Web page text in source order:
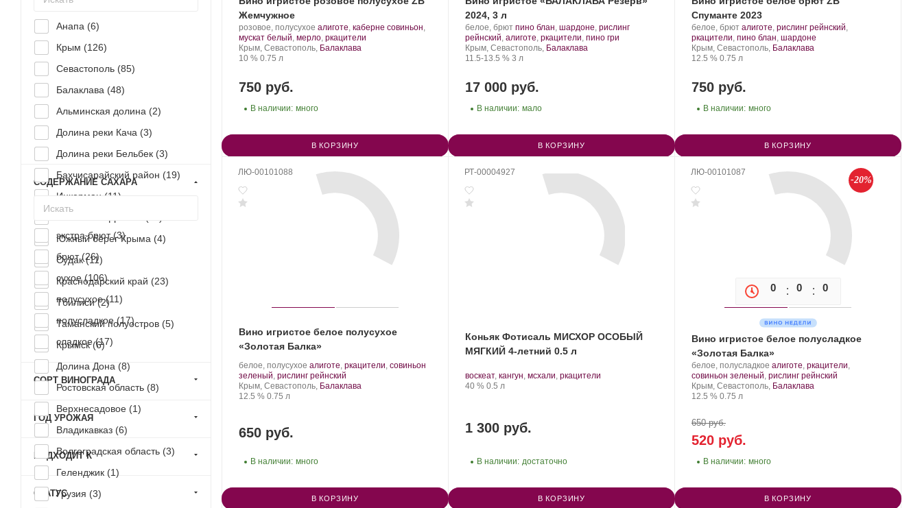
Жемчужное
Производитель:
Золотая
Балка.
розовое, полусухое .
Сорт
винограда:
алиготе, каберне совиньон,
мускат белый, мерло, ркацители
Регион:
Крым, Севастополь, Балаклава
Крепость
10 %. Объем
0.75 л
750 руб.
В наличии: много
В КОРЗИНУ
2024, 3 л
Производитель:
Золотая
Балка.
белое, брют .
Сорт
винограда:
пино блан, шардоне, рислинг
рейнский, алиготе, ркацители, пино гри
Регион:
Крым, Севастополь, Балаклава
Крепость
11.5-13.5 %. Объем
3 л
17 000 руб.
В наличии: мало
В КОРЗИНУ
Спуманте 2023
Производитель:
Золотая
Балка.
белое, брют .
Сорт
винограда:
алиготе, рислинг рейнский,
ркацители, пино блан, шардоне
Регион:
Крым, Севастополь, Балаклава
Крепость
12.5 %. Объем
0.75 л
750 руб.
В наличии: много
В КОРЗИНУ
ЛЮ-00101088
Вино игристое белое полусухое
«Золотая Балка»
Производитель:
Золотая
Балка.
белое, полусухое .
Сорт
винограда:
алиготе, ркацители, совиньон
зеленый, рислинг рейнский
Регион:
Крым, Севастополь, Балаклава
Крепость
12.5 %. Объем
0.75 л
650 руб.
В наличии: много
В КОРЗИНУ
РТ-00004927
Коньяк Фотисаль МИСХОР ОСОБЫЙ
МЯГКИЙ 4-летний 0.5 л
Производитель:
АГОРА.
.
Сорт
воскеат, кангун, мсхали, ркацители
Крепость
40 %. Объем
0.5 л
1 300 руб.
В наличии: достаточно
В КОРЗИНУ
ЛЮ-00101087
-20%
0 0 0
Вино игристое белое полусладкое
«Золотая Балка»
Производитель:
Золотая
Балка.
белое, полусладкое .
Сорт
винограда:
алиготе, ркацители,
совиньон зеленый, рислинг рейнский
Регион:
Крым, Севастополь, Балаклава
Крепость
12.5 %. Объем
0.75 л
520 руб.
650 руб.
В наличии: много
В КОРЗИНУ
Анапа (6)
Крым (126)
Севастополь (85)
Балаклава (48)
Альминская долина (2)
Долина реки Кача (3)
Долина реки Бельбек (3)
Бахчисарайский район (19)
Инкерман (11)
Южный берег Крыма (4)
Судак (11)
Краснодарский край (23)
Тбилиси (2)
Таманский полуостров (5)
Крымск (6)
Долина Дона (8)
Ростовская область (8)
Верхнесадовое (1)
Владикавказ (6)
Волгоградская область (3)
Геленджик (1)
Грузия (3)
СОДЕРЖАНИЕ САХАРА
экстра брют (3)
брют (26)
сухое (106)
полусухое (11)
полусладкое (17)
сладкое (17)
СОРТ ВИНОГРАДА
ГОД УРОЖАЯ
ПОДХОДИТ К
СТАТУС